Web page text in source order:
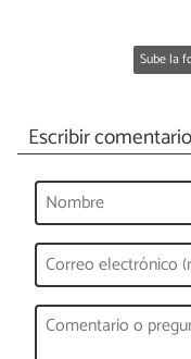
Sube la
Escribir comentario